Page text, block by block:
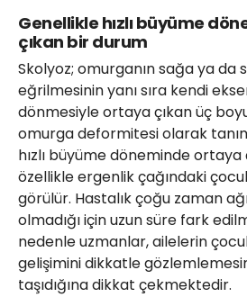
Genellikle hızlı büyüme
çıkan bir durum
Skolyoz; omurganın sağa ya da
eğrilmesinin yanı sıra kendi
dönmesiyle ortaya çıkan üç
omurga deformitesi olarak
hızlı büyüme döneminde ortaya
özellikle ergenlik çağındaki
görülür. Hastalık çoğu zaman
olmadığı için uzun süre fark
nedenle uzmanlar, ailelerin
gelişimini dikkatle
taşıdığına dikkat çekmektedir.